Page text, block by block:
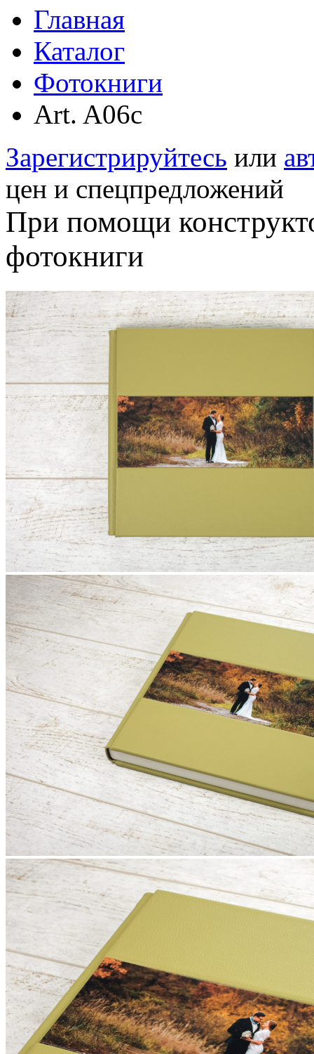
Главная
Каталог
Фотокниги
Art. A06c
Зарегистрируйтесь или
цен и спецпредложений
При помощи
фотокниги